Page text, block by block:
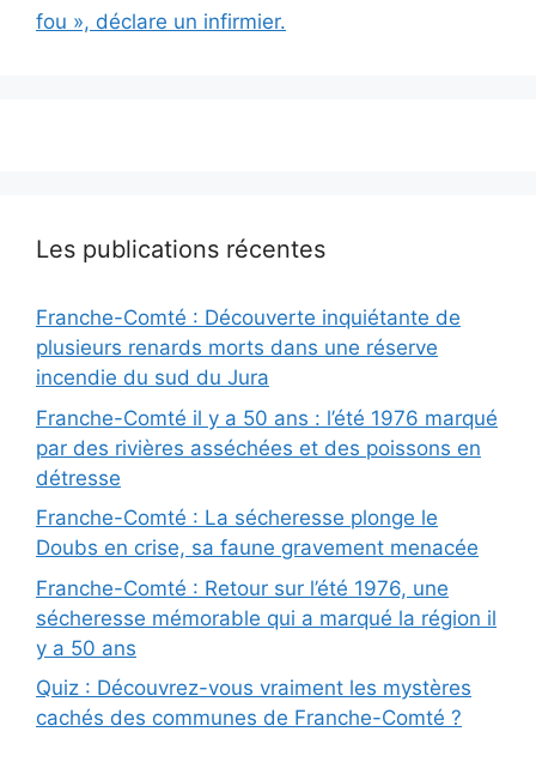
fou », déclare un infirmier.
Les publications récentes
Franche-Comté : Découverte inquiétante de
plusieurs renards morts dans une réserve
incendie du sud du Jura
Franche-Comté il y a 50 ans : l’été 1976 marqué
par des rivières asséchées et des poissons en
détresse
Franche-Comté : La sécheresse plonge le
Doubs en crise, sa faune gravement menacée
Franche-Comté : Retour sur l’été 1976, une
sécheresse mémorable qui a marqué la région il
y a 50 ans
Quiz : Découvrez-vous vraiment les mystères
cachés des communes de Franche-Comté ?